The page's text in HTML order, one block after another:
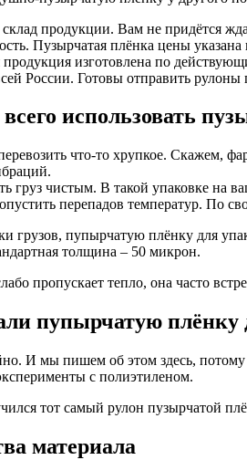
продукции. Вам не придётся
Пузырчатая плёнка цены
продукция изготовлена по
России. Готовы отправить
использовать
что-то хрупкое. Скажем,
груз чистым. В такой упаковке на
перепадов температур. По
грузов, пупырчатую плёнку для
толщина – 50 микрон.
пропускает тепло, она часто
пупырчатую плёнку
И мы пишем об этом здесь, потому
с полиэтиленом.
тот самый рулон пузырчатой
материала